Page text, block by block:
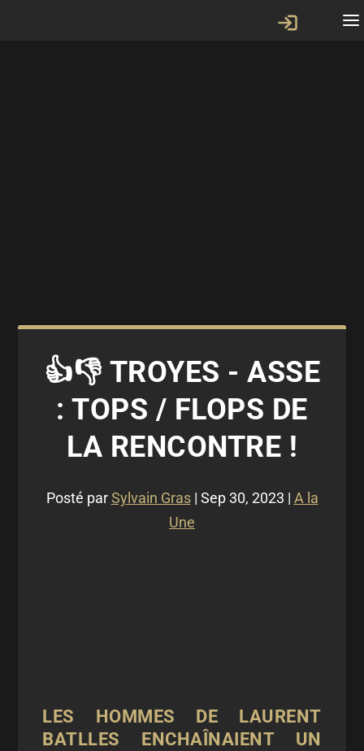
👍👎 TROYES - ASSE
: TOPS / FLOPS DE
LA RENCONTRE !
Posté parSylvain Gras| Sep 30, 2023 | A la
Une
LES HOMMES DE LAURENT
BATLLES ENCHAÎNAIENT UN